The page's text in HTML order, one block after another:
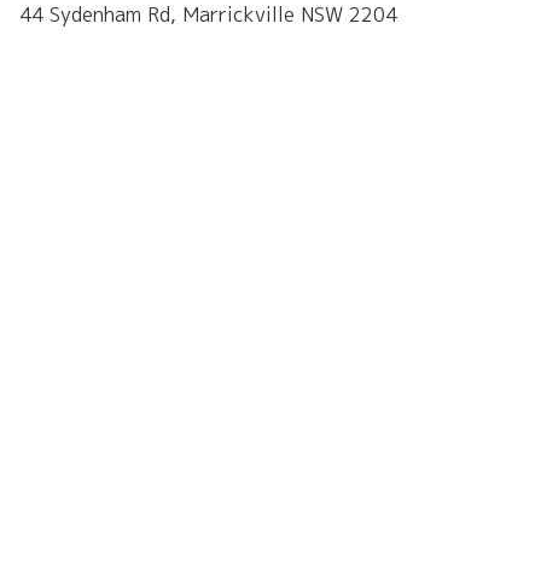
44 Sydenham Rd, Marrickville NSW 2204